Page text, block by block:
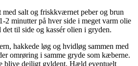
med salt og friskkværnet peber og brun
2 minutter på hver side i meget varm olie
til side og kassér olien i gryden.
hakkede løg og hvidløg sammen med
omrøring i samme gryde som kæberne.
blive dejligt gyldent. Hæld eventuelt